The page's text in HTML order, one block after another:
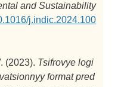
and Sustainability
j.indic.2024.100
(2023). Tsifrovye logi
format pred